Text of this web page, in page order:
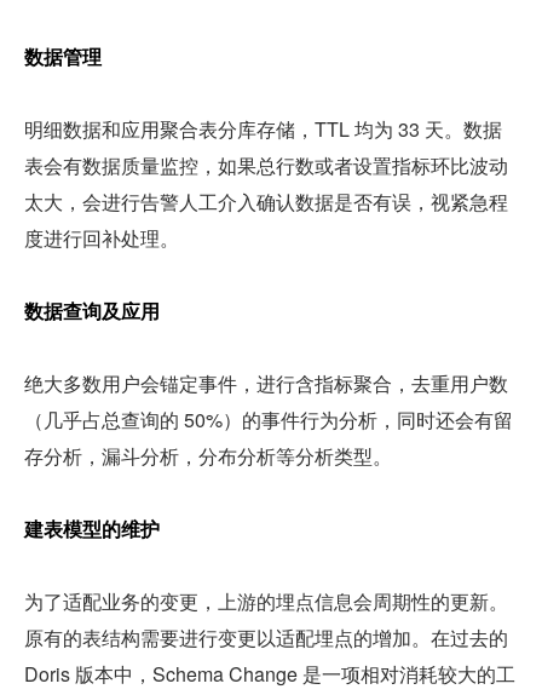
数据管理
明细数据和应用聚合表分库存储，TTL 均为 33 天。数据
表会有数据质量监控，如果总行数或者设置指标环比波动
太大，会进行告警人工介入确认数据是否有误，视紧急程
度进行回补处理。
数据查询及应用
绝大多数用户会锚定事件，进行含指标聚合，去重用户数
（几乎占总查询的 50%）的事件行为分析，同时还会有留
存分析，漏斗分析，分布分析等分析类型。
建表模型的维护
为了适配业务的变更，上游的埋点信息会周期性的更新。
原有的表结构需要进行变更以适配埋点的增加。在过去的
Doris 版本中，Schema Change 是一项相对消耗较大的工